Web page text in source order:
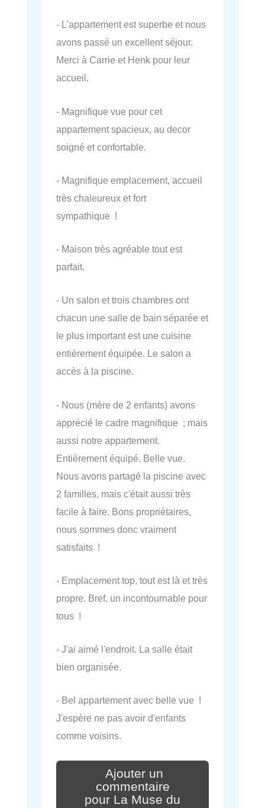
- L'appartement est superbe et nous
avons passé un excellent séjour.
Merci à Carrie et Henk pour leur
accueil.
- Magnifique vue pour cet
appartement spacieux, au decor
soigné et confortable.
- Magnifique emplacement, accueil
très chaleureux et fort
sympathique !
- Maison très agréable tout est
parfait.
- Un salon et trois chambres ont
chacun une salle de bain séparée et
le plus important est une cuisine
entièrement équipée. Le salon a
accès à la piscine.
- Nous (mère de 2 enfants) avons
apprécié le cadre magnifique ; mais
aussi notre appartement.
Entièrement équipé. Belle vue.
Nous avons partagé la piscine avec
2 familles, mais c'était aussi très
facile à faire. Bons propriétaires,
nous sommes donc vraiment
satisfaits !
- Emplacement top, tout est là et très
propre. Bref, un incontournable pour
tous !
- J'ai aimé l'endroit. La salle était
bien organisée.
- Bel appartement avec belle vue !
J'espère ne pas avoir d'enfants
comme voisins.
Ajouter un
commentaire
pour La Muse du